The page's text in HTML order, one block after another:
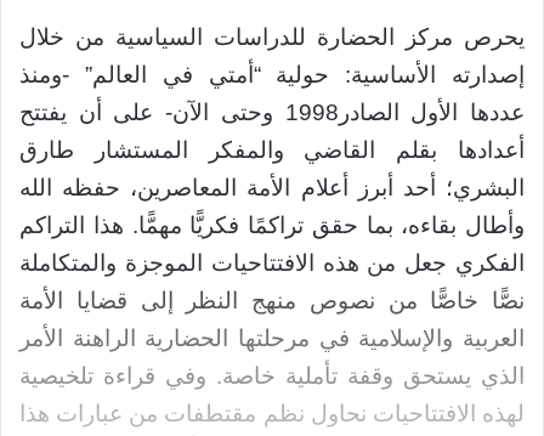
ل
ر
ي
ك
ت
ن
يحرص مركز الحضارة للدراسات السياسية من خلال
إصدارته الأساسية: حولية “أمتي في العالم” -ومنذ
عددها الأول الصادر1998 وحتى الآن- على أن يفتتح
أعدادها بقلم القاضي والمفكر المستشار طارق
البشري؛ أحد أبرز أعلام الأمة المعاصرين، حفظه الله
وأطال بقاءه، بما حقق تراكمًا فكريًّا مهمًّا. هذا التراكم
الفكري جعل من هذه الافتتاحيات الموجزة والمتكاملة
نصًّا خاصًّا من نصوص منهج النظر إلى قضايا الأمة
العربية والإسلامية في مرحلتها الحضارية الراهنة الأمر
الذي يستحق وقفة تأملية خاصة. وفي قراءة تلخيصية
لهذه الافتتاحيات نحاول نظم مقتطفات من عبارات هذا